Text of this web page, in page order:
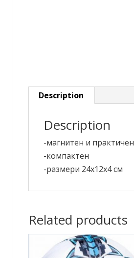
Description
Description
-магнитен и практичен
-компактен
-размери 24х12х4 см
Related products